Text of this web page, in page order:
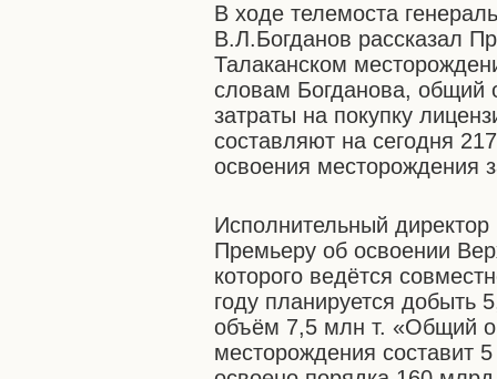
В ходе телемоста
В.Л.Богданов рассказал
Талаканском
словам Богданова, общий
затраты на покупку
составляют на сегодня
освоения месторождения
Исполнительный
Премьеру об освоении
которого ведётся
году планируется добыть
объём 7,5 млн т. «Общий
месторождения составит